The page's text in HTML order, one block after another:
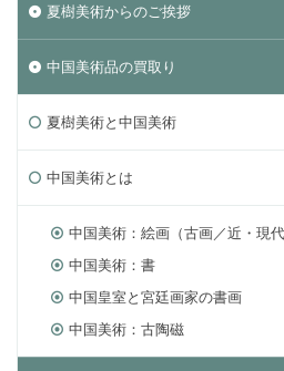
夏樹美術からのご挨拶
中国美術品の買取り
夏樹美術と中国美術
中国美術とは
中国美術：絵画（古画／近・現代
中国美術：書
中国皇室と宮廷画家の書画
中国美術：古陶磁